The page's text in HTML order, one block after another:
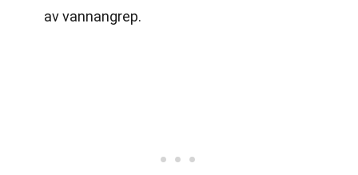
av vannangrep.